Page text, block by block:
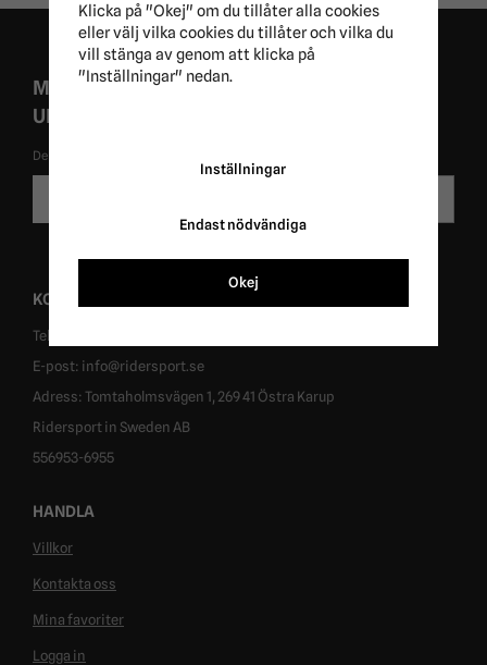
MISSA ALDRIG EXKLUSIVA KAMPANJER OCH
UNIKA ERBJUDANDEN!
De uppgifter du matar in kommer endast användas till våra nyhetsbrev.
KONTAKT
Tel: 0431-302040
E-post: info@ridersport.se
Adress: Tomtaholmsvägen 1, 269 41 Östra Karup
Ridersport in Sweden AB
556953-6955
HANDLA
Villkor
Kontakta oss
Mina favoriter
Logga in
Klicka på "Okej" om du tillåter alla cookies
eller välj vilka cookies du tillåter och vilka du
vill stänga av genom att klicka på
"Inställningar" nedan.
Inställningar
Endast nödvändiga
Okej